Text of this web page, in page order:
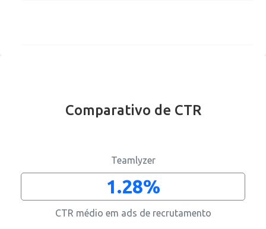
Recrutamento
Gestão de página
Reviews
Apenas direitos de reposta
Cultura
Business intelligence
Comunicação
Comparativo de CTR
Teamlyzer
1.28%
CTR médio em ads de recrutamento